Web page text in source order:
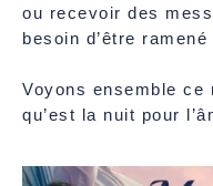
ou recevoir des
besoin d’être
Voyons ensemble
qu’est la nuit pour